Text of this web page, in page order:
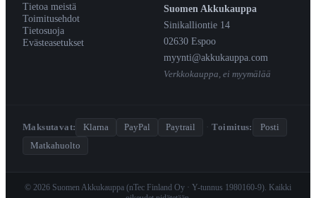
Tietoa meistä
Toimitusehdot
Tietosuoja
Evästeasetukset
Suomen Akkukauppa
Sinikalliontie 14
02630 Espoo
myynti@akkukauppa.com
Verkkokauppa, ei myymälää
Maksutavat: Klarna PayPal Paytrail · Toimitus:
Posti
Matkahuolto
© 2026 Suomen Akkukauppa (nTec Finland Oy · Y-tunnus 1980160-9). Kaikki